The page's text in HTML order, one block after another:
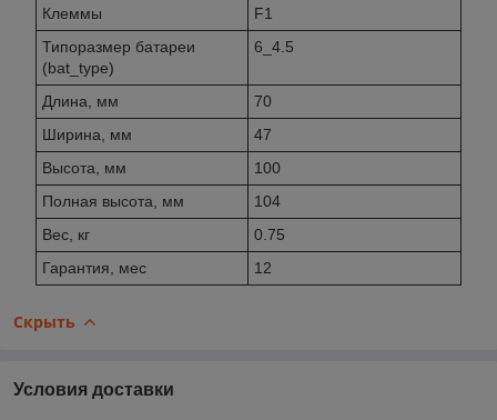
Клеммы
F1
Типоразмер батареи
(bat_type)
6_4.5
Длина, мм
70
Ширина, мм
47
Высота, мм
100
Полная высота, мм
104
Вес, кг
0.75
Гарантия, мес
12
Скрыть
Условия доставки